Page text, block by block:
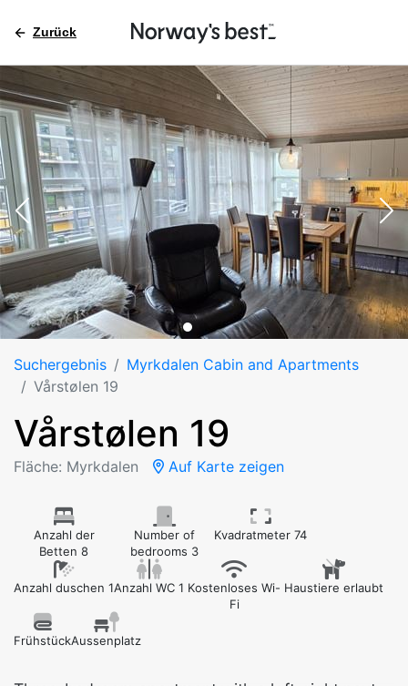
Zurück
Suchergebnis
Myrkdalen Cabin and Apartments
Vårstølen 19
Vårstølen 19
Fläche: Myrkdalen Auf Karte zeigen
Anzahl der
Betten 8
Number of
bedrooms 3
Kvadratmeter 74
Anzahl duschen 1Anzahl WC 1 Kostenloses Wi-
Fi
Haustiere erlaubt
FrühstückAussenplatz